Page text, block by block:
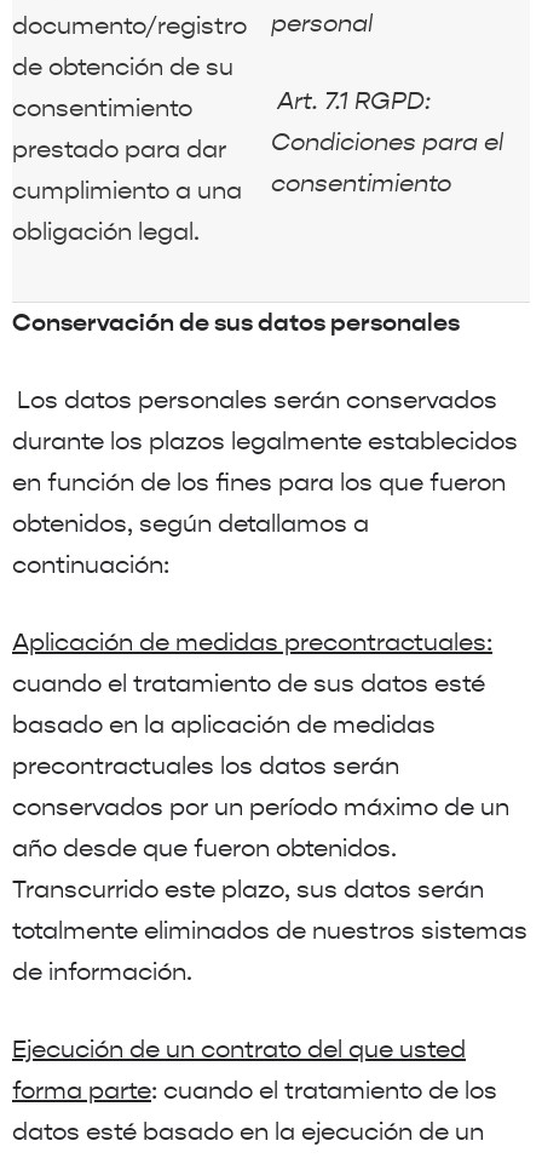
documento/registro
de obtención de su
consentimiento
prestado para dar
cumplimiento a una
obligación legal.
personal
Art. 7.1 RGPD:
Condiciones para el
consentimiento
Conservación de sus datos personales
Los datos personales serán conservados
durante los plazos legalmente establecidos
en función de los fines para los que fueron
obtenidos, según detallamos a
continuación:
Aplicación de medidas precontractuales:
cuando el tratamiento de sus datos esté
basado en la aplicación de medidas
precontractuales los datos serán
conservados por un período máximo de un
año desde que fueron obtenidos.
Transcurrido este plazo, sus datos serán
totalmente eliminados de nuestros sistemas
de información.
Ejecución de un contrato del que usted
forma parte: cuando el tratamiento de los
datos esté basado en la ejecución de un